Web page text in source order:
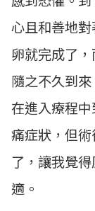
心且和善地
卵就完成了
隨之不久到
在進入療程
痛症狀，但
了，讓我覺
適。